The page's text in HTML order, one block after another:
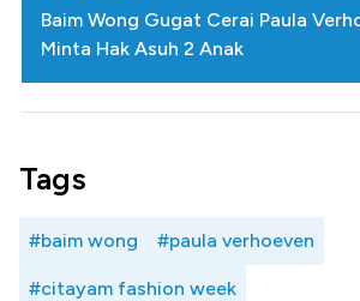
Baim Wong Gugat Cerai Paula
Minta Hak Asuh 2 Anak
Tags
#baim wong #paula verhoeven
#citayam fashion week